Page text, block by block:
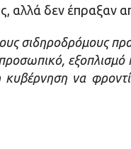
αλλά δεν έπραξαν
σιδηροδρόμους
να